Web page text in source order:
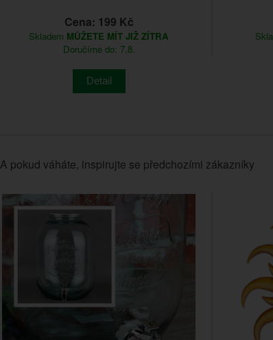
Cena: 199 Kč
Skladem MŮŽETE MÍT JIŽ ZÍTRA
Doručíme do: 7.8.
Detail
A pokud váháte, inspirujte se předchozími zákazníky